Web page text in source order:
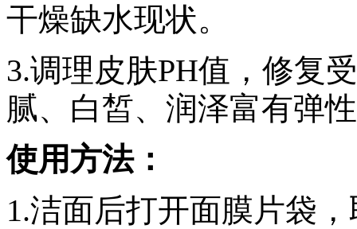
干燥缺水现状。
3.调理皮肤PH值，修复
腻、白皙、润泽富有弹性
使用方法：
1.洁面后打开面膜片袋